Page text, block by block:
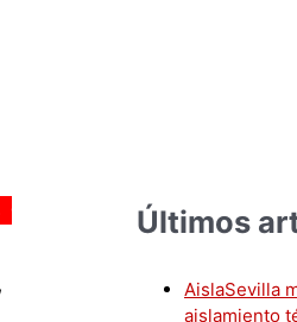
el uso masivo de teléfonos
Últimos
AislaSevilla
aislamiento